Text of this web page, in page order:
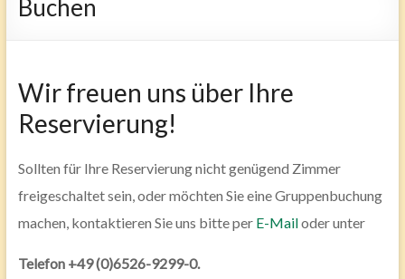
Buchen
Wir freuen uns über Ihre
Reservierung!
Sollten für Ihre Reservierung nicht genügend Zimmer
freigeschaltet sein, oder möchten Sie eine Gruppenbuchung
machen, kontaktieren Sie uns bitte per E-Mailoder unter
Telefon +49 (0)6526-9299-0.